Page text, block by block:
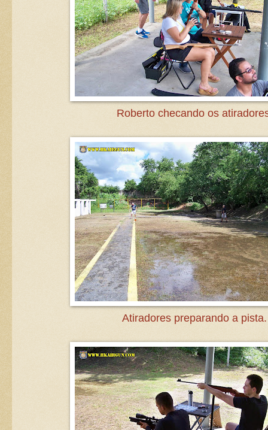
Roberto checando os
Atiradores preparando a pista.